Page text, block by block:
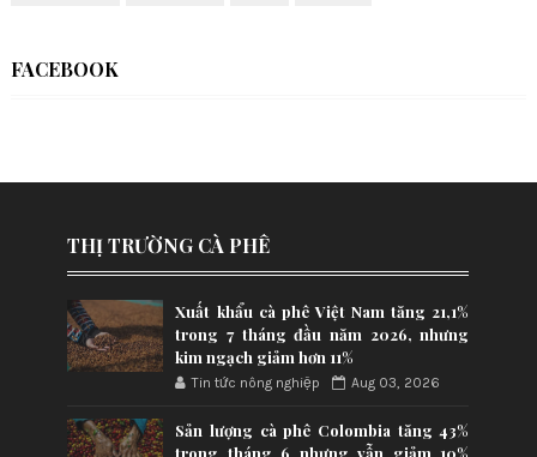
FACEBOOK
THỊ TRƯỜNG CÀ PHÊ
Xuất khẩu cà phê Việt Nam tăng 21,1%
trong 7 tháng đầu năm 2026, nhưng
kim ngạch giảm hơn 11%
Tin tức nông nghiệp Aug 03, 2026
Sản lượng cà phê Colombia tăng 43%